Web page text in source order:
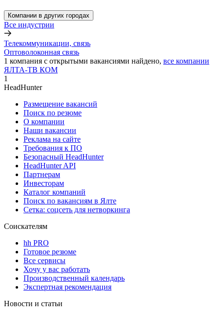
Компании в других городах
Все индустрии
Телекоммуникации, связь
Оптоволоконная связь
1 компания с открытыми вакансиями найдено, все компании
ЯЛТА-ТВ КОМ
1
HeadHunter
Размещение вакансий
Поиск по резюме
О компании
Наши вакансии
Реклама на сайте
Требования к ПО
Безопасный HeadHunter
HeadHunter API
Партнерам
Инвесторам
Каталог компаний
Поиск по вакансиям в Ялте
Сетка: соцсеть для нетворкинга
Соискателям
hh PRO
Готовое резюме
Все сервисы
Хочу у вас работать
Производственный календарь
Экспертная рекомендация
Новости и статьи